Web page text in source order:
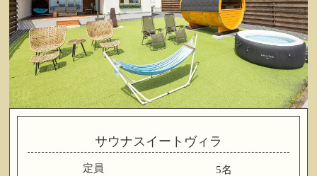
サウナスイートヴィラ
定員 5名